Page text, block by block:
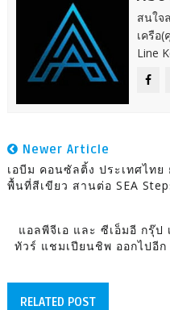
สนใจ
เครือ
Line
Newer Article
เอบีม คอนซัลติ้ง ประเทศไท
พื้นที่สีเขียว สานต่อ SEA
แอลพีจีเอ และ ซีเอ็มอี กรุ๊
ทัวร์ แชมเปียนชิพ ออกไปอี
RELATED POST